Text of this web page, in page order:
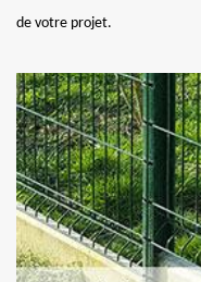
de votre projet.